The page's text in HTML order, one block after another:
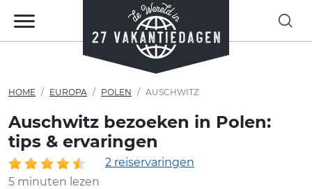
HOME EUROPA POLEN AUSCHWITZ
Auschwitz bezoeken in Polen:
tips & ervaringen
2 reiservaringen
5 minuten lezen